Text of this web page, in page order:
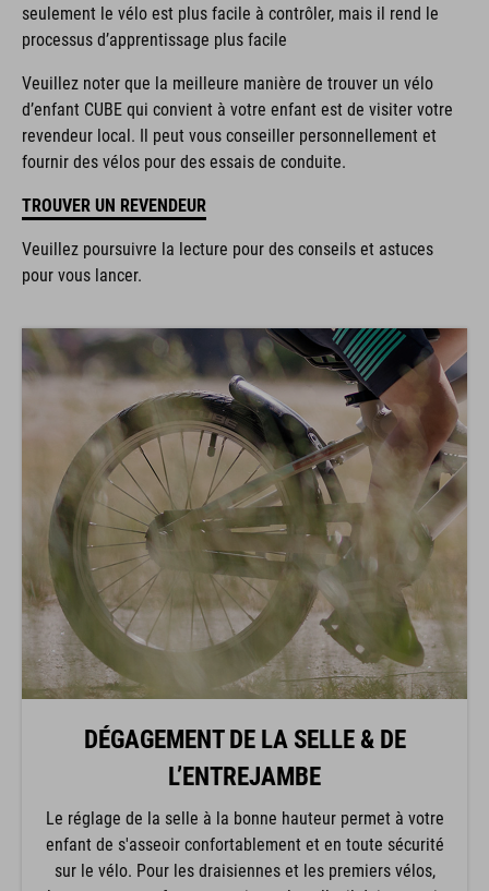
seulement le vélo est plus facile à contrôler, mais il rend le
processus d’apprentissage plus facile
Veuillez noter que la meilleure manière de trouver un vélo
d’enfant CUBE qui convient à votre enfant est de visiter votre
revendeur local. Il peut vous conseiller personnellement et
fournir des vélos pour des essais de conduite.
TROUVER UN REVENDEUR
Veuillez poursuivre la lecture pour des conseils et astuces
pour vous lancer.
DÉGAGEMENT DE LA SELLE & DE
L’ENTREJAMBE
Le réglage de la selle à la bonne hauteur permet à votre
enfant de s'asseoir confortablement et en toute sécurité
sur le vélo. Pour les draisiennes et les premiers vélos,